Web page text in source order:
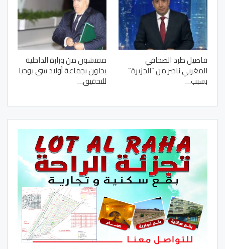
فاصيل طرد الصحافي
المغربي ناصر من “الجزيرة”
بسبب…
مفتشون من وزارة الداخلية
يحلون بجماعة أولاد سي بوحيا
للتحقيق…